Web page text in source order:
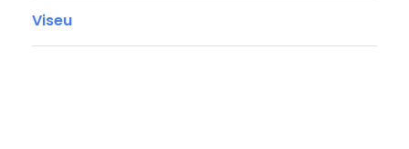
Viseu